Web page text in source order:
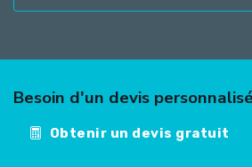
Besoin d'un devis
Obtenir un devis gratuit